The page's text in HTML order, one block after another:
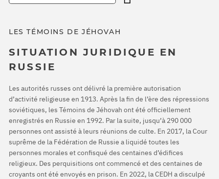
LES TÉMOINS DE JÉHOVAH
SITUATION JURIDIQUE EN
RUSSIE
Les autorités russes ont délivré la première autorisation
d’activité religieuse en 1913. Après la fin de l’ère des répressions
soviétiques, les Témoins de Jéhovah ont été officiellement
enregistrés en Russie en 1992. Par la suite, jusqu’à 290 000
personnes ont assisté à leurs réunions de culte. En 2017, la Cour
suprême de la Fédération de Russie a liquidé toutes les
personnes morales et confisqué des centaines d’édifices
religieux. Des perquisitions ont commencé et des centaines de
croyants ont été envoyés en prison. En 2022, la CEDH a disculpé